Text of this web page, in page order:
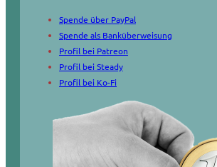
Spende über PayPal
Spende als Banküberweisung
Profil bei Patreon
Profil bei Steady
Profil bei Ko-Fi